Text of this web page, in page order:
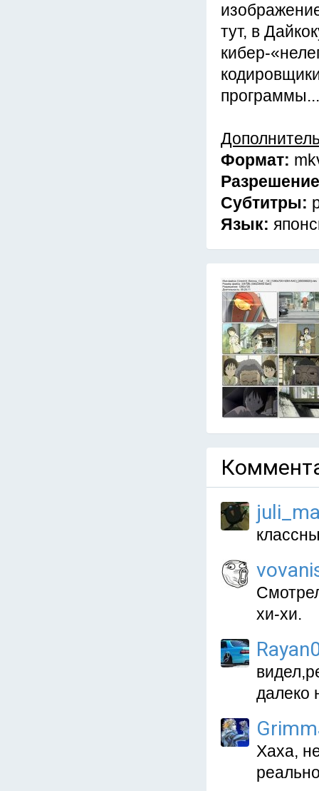
тут, в
кибер-
программы...
Формат:
Субтитры:
Язык:
хи-хи.
далеко
Хаха,